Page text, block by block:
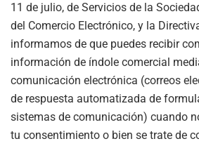
11 de julio, de Servicios de la
del Comercio Electrónico, y la
informamos de que puedes recibir
información de índole comercial
comunicación electrónica (correos
de respuesta automatizada de
sistemas de comunicación) cuando
tu consentimiento o bien se trate de